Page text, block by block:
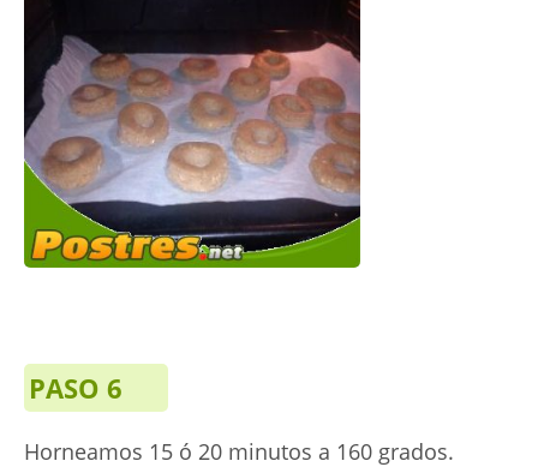
PASO 6
Horneamos 15 ó 20 minutos a 160 grados.